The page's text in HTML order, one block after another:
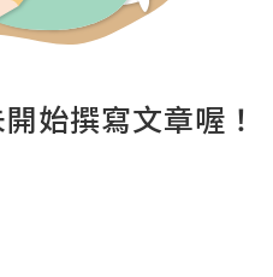
始撰寫文章喔！